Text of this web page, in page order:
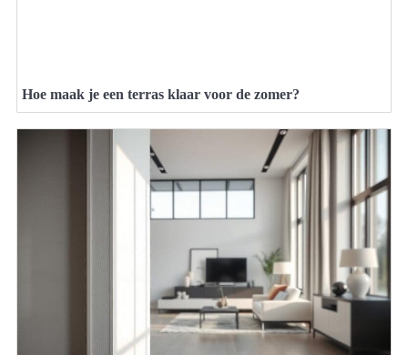
Hoe maak je een terras klaar voor de zomer?